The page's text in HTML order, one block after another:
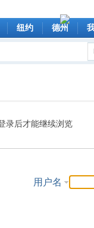
纽约 德州
录后才能继续浏览
用户名